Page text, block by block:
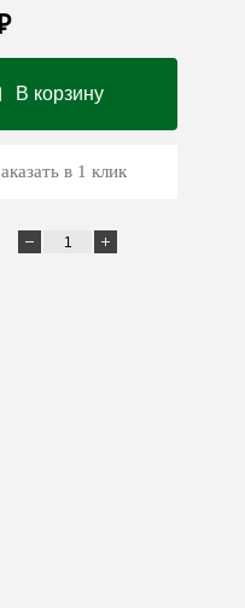
В корзину
в 1 клик